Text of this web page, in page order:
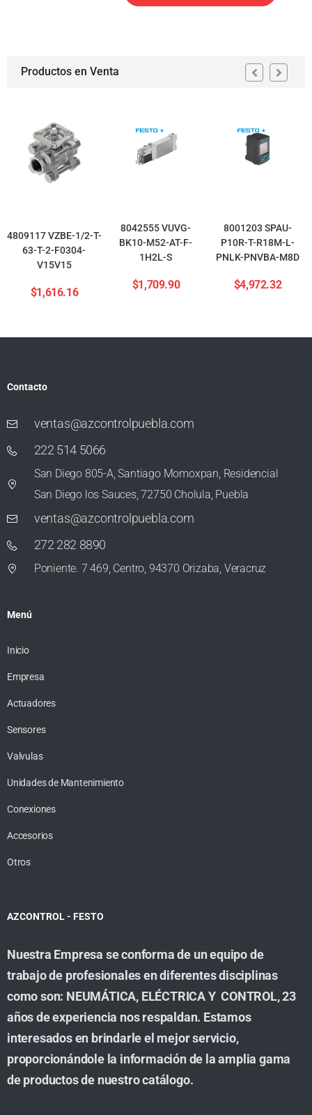
Productos en Venta
4809117 VZBE-1/2-T-
63-T-2-F0304-
V15V15
$1,616.16
8042555 VUVG-
BK10-M52-AT-F-
1H2L-S
$1,709.90
8001203 SPAU-
P10R-T-R18M-L-
PNLK-PNVBA-M8D
$4,972.32
Contacto
ventas@azcontrolpuebla.com
222 514 5066
San Diego 805-A, Santiago Momoxpan, Residencial
San Diego los Sauces, 72750 Cholula, Puebla
ventas@azcontrolpuebla.com
272 282 8890
Poniente. 7 469, Centro, 94370 Orizaba, Veracruz
Menú
Inicio
Empresa
Actuadores
Sensores
Valvulas
Unidades de Mantenimiento
Conexiones
Accesorios
Otros
AZCONTROL - FESTO
Nuestra Empresa se conforma de un equipo de
trabajo de profesionales en diferentes disciplinas
como son: NEUMÁTICA, ELÉCTRICA Y CONTROL, 23
años de experiencia nos respaldan. Estamos
interesados en brindarle el mejor servicio,
proporcionándole la información de la amplia gama
de productos de nuestro catálogo.